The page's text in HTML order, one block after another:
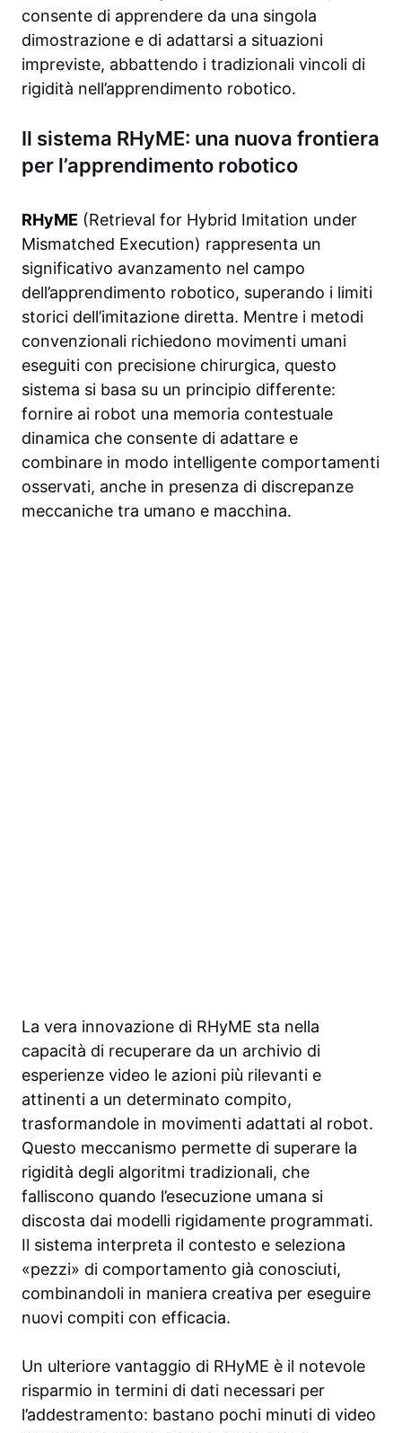
consente di apprendere da una singola
dimostrazione e di adattarsi a situazioni
impreviste, abbattendo i tradizionali vincoli di
rigidità nell’apprendimento robotico.
Il sistema RHyME: una nuova frontiera
per l’apprendimento robotico
RHyME (Retrieval for Hybrid Imitation under
Mismatched Execution) rappresenta un
significativo avanzamento nel campo
dell’apprendimento robotico, superando i limiti
storici dell’imitazione diretta. Mentre i metodi
convenzionali richiedono movimenti umani
eseguiti con precisione chirurgica, questo
sistema si basa su un principio differente:
fornire ai robot una memoria contestuale
dinamica che consente di adattare e
combinare in modo intelligente comportamenti
osservati, anche in presenza di discrepanze
meccaniche tra umano e macchina.
La vera innovazione di RHyME sta nella
capacità di recuperare da un archivio di
esperienze video le azioni più rilevanti e
attinenti a un determinato compito,
trasformandole in movimenti adattati al robot.
Questo meccanismo permette di superare la
rigidità degli algoritmi tradizionali, che
falliscono quando l’esecuzione umana si
discosta dai modelli rigidamente programmati.
Il sistema interpreta il contesto e seleziona
«pezzi» di comportamento già conosciuti,
combinandoli in maniera creativa per eseguire
nuovi compiti con efficacia.
Un ulteriore vantaggio di RHyME è il notevole
risparmio in termini di dati necessari per
l’addestramento: bastano pochi minuti di video